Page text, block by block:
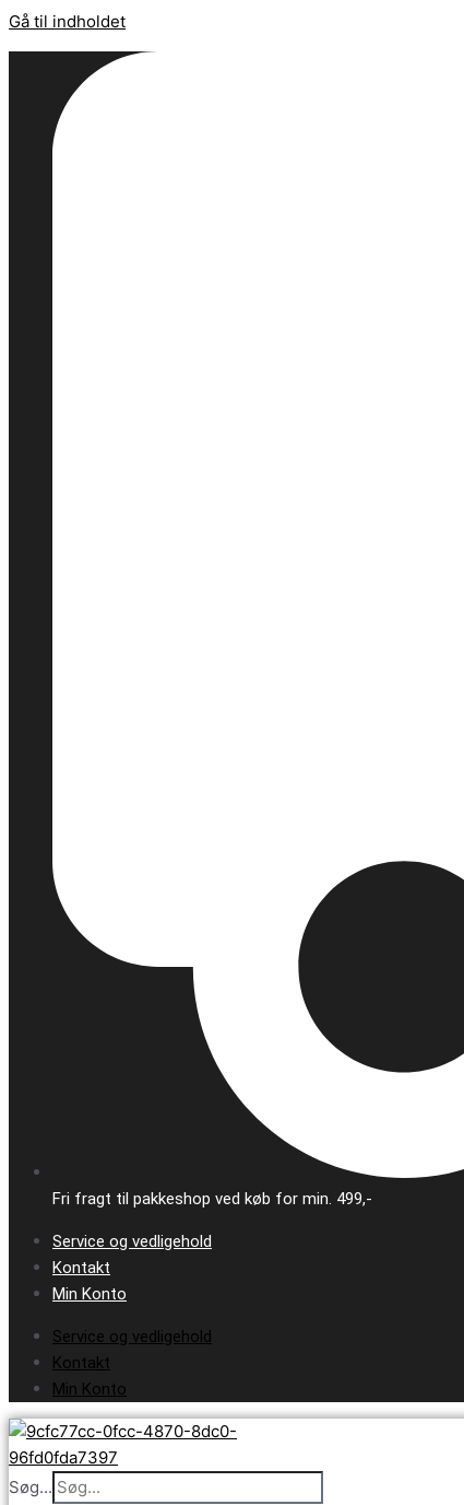
Gå til indholdet
Fri fragt til pakkeshop ved køb for min. 499,-
Service og vedligehold
Kontakt
Min Konto
Service og vedligehold
Kontakt
Min Konto
Søg...